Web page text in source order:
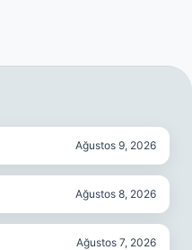
Ağustos 9, 2026
Ağustos 8, 2026
Ağustos 7, 2026